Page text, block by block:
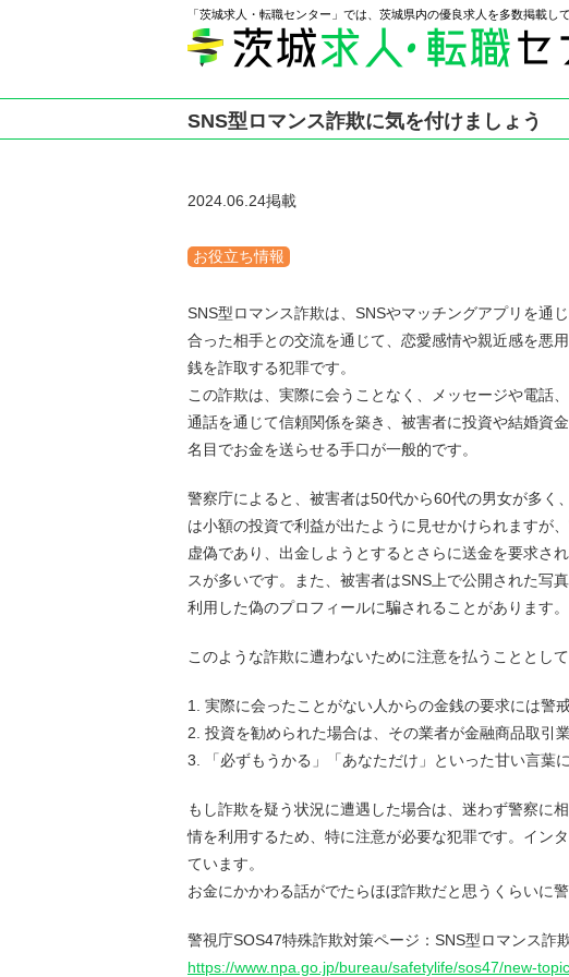
「茨城求人・転職センター」では、茨城県内の優良求人を多数掲載し
SNS型ロマンス詐欺に気を付けましょう
2024.06.24掲載
お役立ち情報
SNS型ロマンス詐欺は、SNSやマッチングアプリを通
合った相手との交流を通じて、恋愛感情や親近感を悪
銭を詐取する犯罪です。
この詐欺は、実際に会うことなく、メッセージや電話
通話を通じて信頼関係を築き、被害者に投資や結婚資
名目でお金を送らせる手口が一般的です。
警察庁によると、被害者は50代から60代の男女が多く
は小額の投資で利益が出たように見せかけられますが
虚偽であり、出金しようとするとさらに送金を要求さ
スが多いです。また、被害者はSNS上で公開された写
利用した偽のプロフィールに騙されることがあります。
このような詐欺に遭わないために注意を払うこととし
1. 実際に会ったことがない人からの金銭の要求には警戒
2. 投資を勧められた場合は、その業者が金融商品取引
3. 「必ずもうかる」「あなただけ」といった甘い言葉
もし詐欺を疑う状況に遭遇した場合は、迷わず警察に
情を利用するため、特に注意が必要な犯罪です。イン
ています。
お金にかかわる話がでたらほぼ詐欺だと思うくらいに
警視庁SOS47特殊詐欺対策ページ：SNS型ロマンス詐
https://www.npa.go.jp/bureau/safetylife/sos47/new-